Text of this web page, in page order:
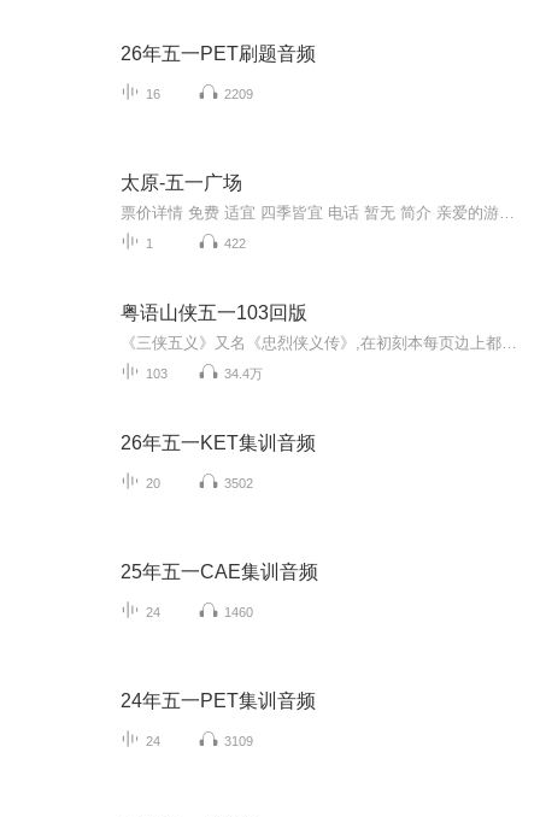
26年五一PET刷题音频
16 2209
太原-五一广场
1 422
粤语山侠五一103回版
103 34.4万
26年五一KET集训音频
20 3502
25年五一CAE集训音频
24 1460
24年五一PET集训音频
24 3109